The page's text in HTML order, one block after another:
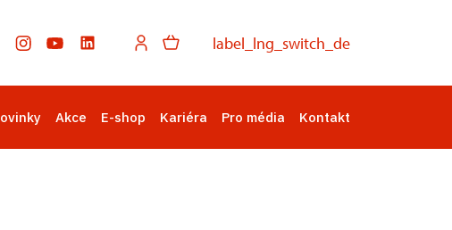
label_lng_switch_de
Akce E-shop Kariéra Pro média Kontakt